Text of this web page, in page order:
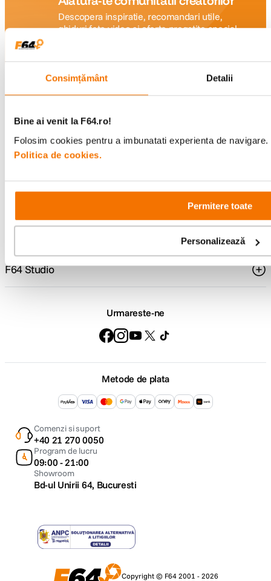
Consimțământ Detalii
Bine ai venit la F64.ro!
Folosim cookies pentru a imbunatati experienta de
Politica de cookies.
Permitere toate
Personalizează
Descopera inspiratie, recomandari utile,
ghiduri foto-video si oferte pregatite special
Consultanta
Livrare gratuita
F64 Studio
Urmareste-ne
Metode de plata
Comenzi si suport
+40 21 270 0050
Program de lucru
09:00 - 21:00
Showroom
Bd-ul Unirii 64, Bucuresti
Copyright © F64 2001 - 2026